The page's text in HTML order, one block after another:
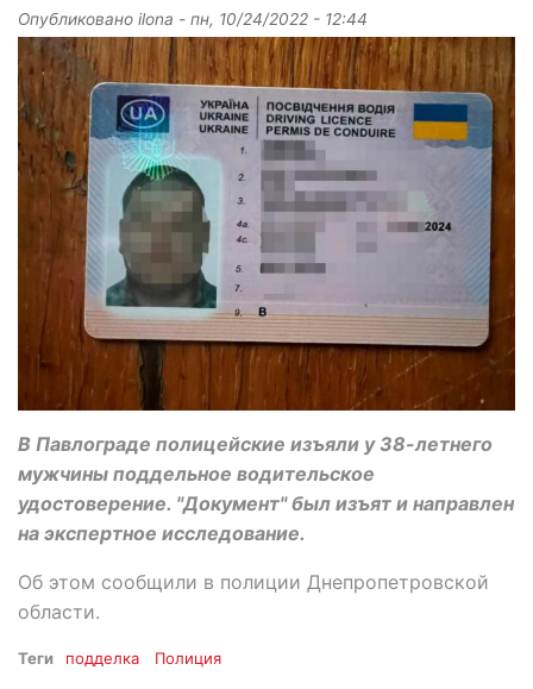
Опубликовано ilona - пн, 10/24/2022 - 12:44
В Павлограде полицейские изъяли у 38-летнего
мужчины поддельное водительское
удостоверение. "Документ" был изъят и направлен
на экспертное исследование.
Об этом сообщили в полиции Днепропетровской
области.
Теги подделка Полиция